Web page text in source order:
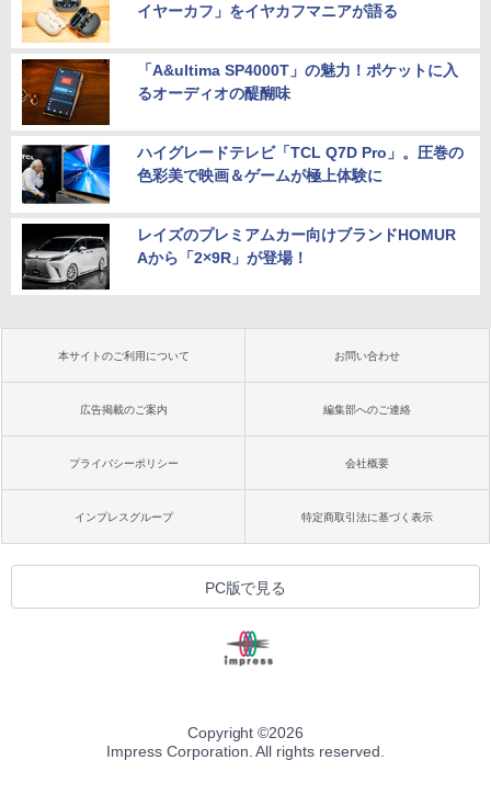
イヤーカフ」をイヤカフマニアが語る
「A&ultima SP4000T」の魅力！ポケットに入
るオーディオの醍醐味
ハイグレードテレビ「TCL Q7D Pro」。圧巻の
色彩美で映画＆ゲームが極上体験に
レイズのプレミアムカー向けブランドHOMUR
Aから「2×9R」が登場！
本サイトのご利用について お問い合わせ
広告掲載のご案内 編集部へのご連絡
プライバシーポリシー 会社概要
インプレスグループ 特定商取引法に基づく表示
PC版で見る
Copyright ©2026
Impress Corporation. All rights reserved.